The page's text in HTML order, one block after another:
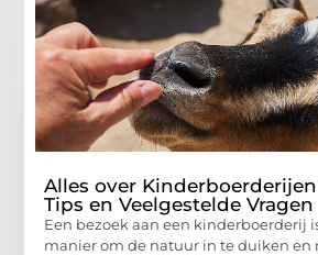
Alles over
Tips en Veelgestelde Vragen
Een bezoek aan een kinderboerderij
manier om de natuur in te duiken en